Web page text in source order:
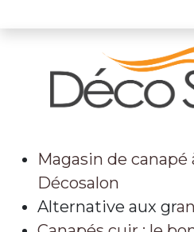
Magasin de canapé
Décosalon
Alternative aux gr